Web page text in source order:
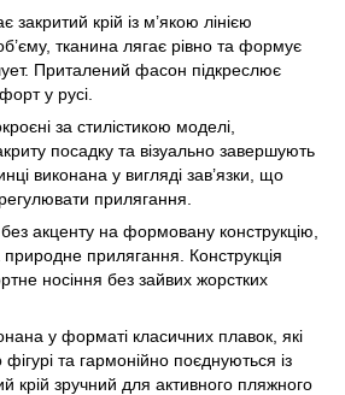
крій із м’якою лінією
тканина лягає рівно та формує
Приталений фасон підкреслює
у русі.
за стилістикою моделі,
посадку та візуально завершують
виконана у вигляді зав’язки, що
прилягання.
акценту на формовану конструкцію,
прилягання. Конструкція
носіння без зайвих жорстких
у форматі класичних плавок, які
та гармонійно поєднуються із
крій зручний для активного пляжного